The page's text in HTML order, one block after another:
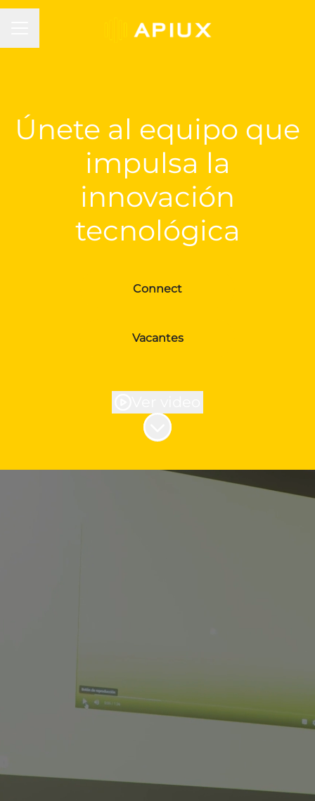
Únete al equipo que
impulsa la
innovación
tecnológica
Connect
Vacantes
Más contenido
equipo estarás en una cultura abierta,
flexible y colaborativa. Somos una
empresa inclusiva y multicultural, que